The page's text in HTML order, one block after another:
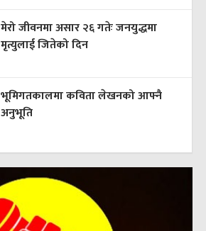
मेरो जीवनमा असार २६ गतेः जनयुद्धमा
मृत्युलाई जितेको दिन
भूमिगतकालमा कविता लेखनको आफ्नै
अनुभूति